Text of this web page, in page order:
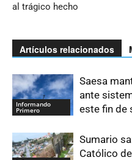
al trágico hecho
Artículos relacionados
Informando
Primero
Saesa
ante
este fin de
Sumario
Católico